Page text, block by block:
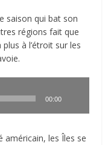
saison qui bat son
régions fait que
à l’étroit sur les
00:00
américain, les Îles se